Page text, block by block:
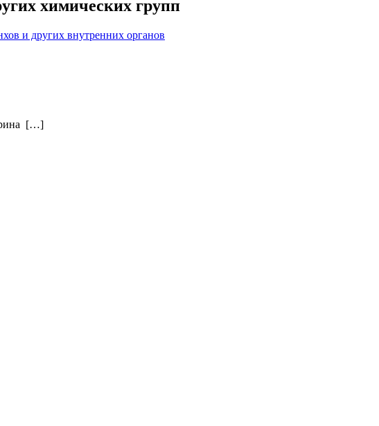
химических групп
и других внутренних органов
[…]